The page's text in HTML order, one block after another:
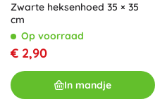
Zwarte heksenhoed 35 × 35
cm
Op voorraad
€ 2,90
In mandje